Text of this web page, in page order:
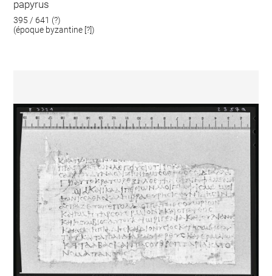
papyrus
395 / 641 (?)
(époque byzantine [?])